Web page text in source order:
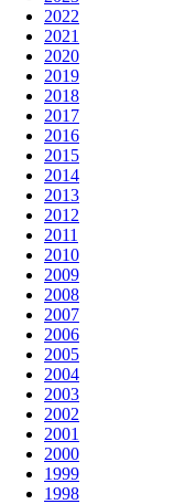
2022
2021
2020
2019
2018
2017
2016
2015
2014
2013
2012
2011
2010
2009
2008
2007
2006
2005
2004
2003
2002
2001
2000
1999
1998